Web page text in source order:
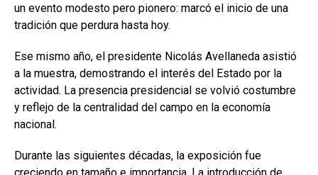
un evento modesto pero pionero: marcó el inicio de una
tradición que perdura hasta hoy.
Ese mismo año, el presidente Nicolás Avellaneda asistió
a la muestra, demostrando el interés del Estado por la
actividad. La presencia presidencial se volvió costumbre
y reflejo de la centralidad del campo en la economía
nacional.
Durante las siguientes décadas, la exposición fue
creciendo en tamaño e importancia. La introducción de